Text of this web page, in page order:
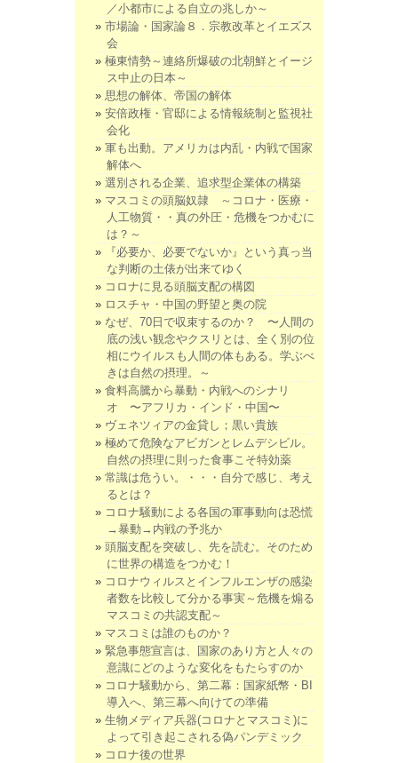
／小都市による自立の兆しか～
市場論・国家論８．宗教改革とイエズス
会
極東情勢～連絡所爆破の北朝鮮とイージ
ス中止の日本～
思想の解体、帝国の解体
安倍政権・官邸による情報統制と監視社
会化
軍も出動。アメリカは内乱・内戦で国家
解体へ
選別される企業、追求型企業体の構築
マスコミの頭脳奴隷 ～コロナ・医療・
人工物質・・真の外圧・危機をつかむに
は？～
『必要か、必要でないか』という真っ当
な判断の土俵が出来てゆく
コロナに見る頭脳支配の構図
ロスチャ・中国の野望と奥の院
なぜ、70日で収束するのか？ 〜人間の
底の浅い観念やクスリとは、全く別の位
相にウイルスも人間の体もある。学ぶべ
きは自然の摂理。～
食料高騰から暴動・内戦へのシナリ
オ 〜アフリカ・インド・中国〜
ヴェネツィアの金貸し；黒い貴族
極めて危険なアビガンとレムデシビル。
自然の摂理に則った食事こそ特効薬
常識は危うい。・・・自分で感じ、考え
るとは？
コロナ騒動による各国の軍事動向は恐慌
→暴動→内戦の予兆か
頭脳支配を突破し、先を読む。そのため
に世界の構造をつかむ！
コロナウィルスとインフルエンザの感染
者数を比較して分かる事実～危機を煽る
マスコミの共認支配～
マスコミは誰のものか？
緊急事態宣言は、国家のあり方と人々の
意識にどのような変化をもたらすのか
コロナ騒動から、第二幕：国家紙幣・BI
導入へ、第三幕へ向けての準備
生物メディア兵器(コロナとマスコミ)に
よって引き起こされる偽パンデミック
コロナ後の世界